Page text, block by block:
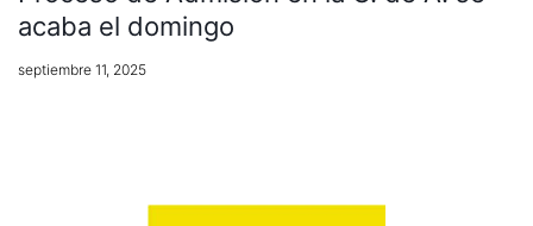
acaba el domingo
septiembre 11, 2025